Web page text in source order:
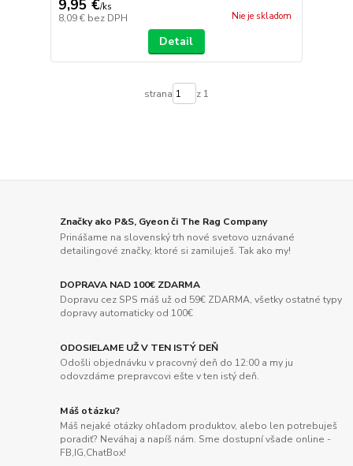
9,95 €/ks
8,09 € bez DPH Nie je skladom
Detail
strana z 1
Značky ako P&S, Gyeon či The Rag Company
Prinášame na slovenský trh nové svetovo uznávané
detailingové značky, ktoré si zamiluješ. Tak ako my!
DOPRAVA NAD 100€ ZDARMA
Dopravu cez SPS máš už od 59€ ZDARMA, všetky ostatné typy
dopravy automaticky od 100€
ODOSIELAME UŽ V TEN ISTÝ DEŇ
Odošli objednávku v pracovný deň do 12:00 a my ju
odovzdáme prepravcovi ešte v ten istý deň.
Máš otázku?
Máš nejaké otázky ohľadom produktov, alebo len potrebuješ
poradiť? Neváhaj a napíš nám. Sme dostupní všade online -
FB,IG,ChatBox!